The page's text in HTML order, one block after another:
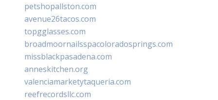
petshopallston.com
avenue26tacos.com
topgglasses.com
broadmoornailsspacoloradosprings.com
missblackpasadena.com
anneskitchen.org
valenciamarketytaqueria.com
reefrecordsllc.com